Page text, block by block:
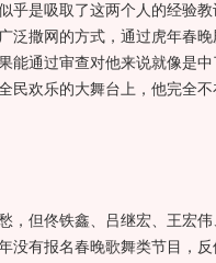
是吸取了这两个人的经验教
泛撒网的方式，通过虎年春
能通过审查对他来说就像是
民欢乐的大舞台上，他完全
但佟铁鑫、吕继宏、王宏伟
没有报名春晚歌舞类节目，